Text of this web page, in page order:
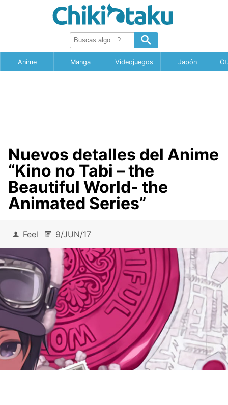
Anime Manga Videojuegos Japón
Nuevos detalles del Anime
“Kino no Tabi – the
Beautiful World- the
Animated Series”
Feel 9/JUN/17